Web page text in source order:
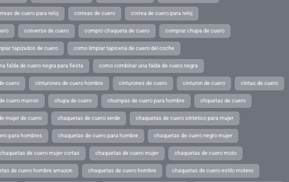
de cuero para reloj correas de cuero correa de cuero para reloj
converse de cuero compro chaqueta de cuero comprar chupa de cuero
tapizados de cuero como limpiar tapiceria de cuero del coche
falda de cuero negra para fiesta como combinar una falda de cuero negra
cuero cinturones de cuero hombre cinturones de cuero cinturon de cuero cintas de cuero
cuero marron chupa de cuero chumpas de cuero para hombre chquetas de cuero
mujer de cuero chaquetas de cuero verde chaquetas de cuero sintetico para mujer
para hombres chaquetas de cuero para hombre chaquetas de cuero negro mujer
chaquetas de cuero mujer cortas chaquetas de cuero mujer chaquetas de cuero moto
de cuero hombre amazon chaquetas de cuero hombre chaquetas de cuero estilo motero